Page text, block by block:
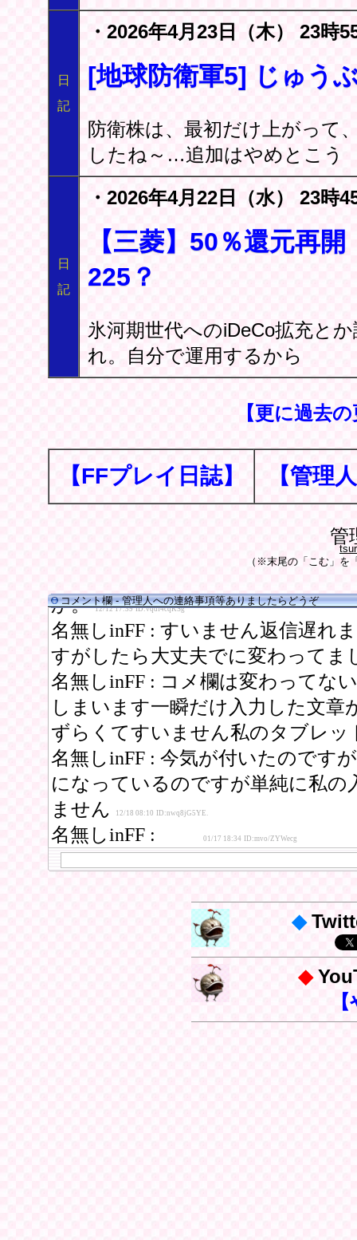
日
記
・2026年4月23日（木） 23時
[地球防衛軍5] じゅう
防衛株は、最初だけ上がって
したね～…追加はやめとこう
日
記
・2026年4月22日（水） 23時
【三菱】50％還元再
225？
氷河期世代へのiDeCo拡充と
れ。自分で運用するから
【更に過去
【FFプレイ日誌】 【管理
管
（※末尾の「こむ」を
コメント欄 - 管理人への連絡事項等ありましたらどうぞ
◆
◆